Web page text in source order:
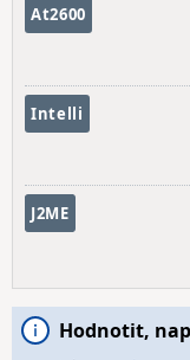
At2600
Intelli
J2ME
Hodnotit,